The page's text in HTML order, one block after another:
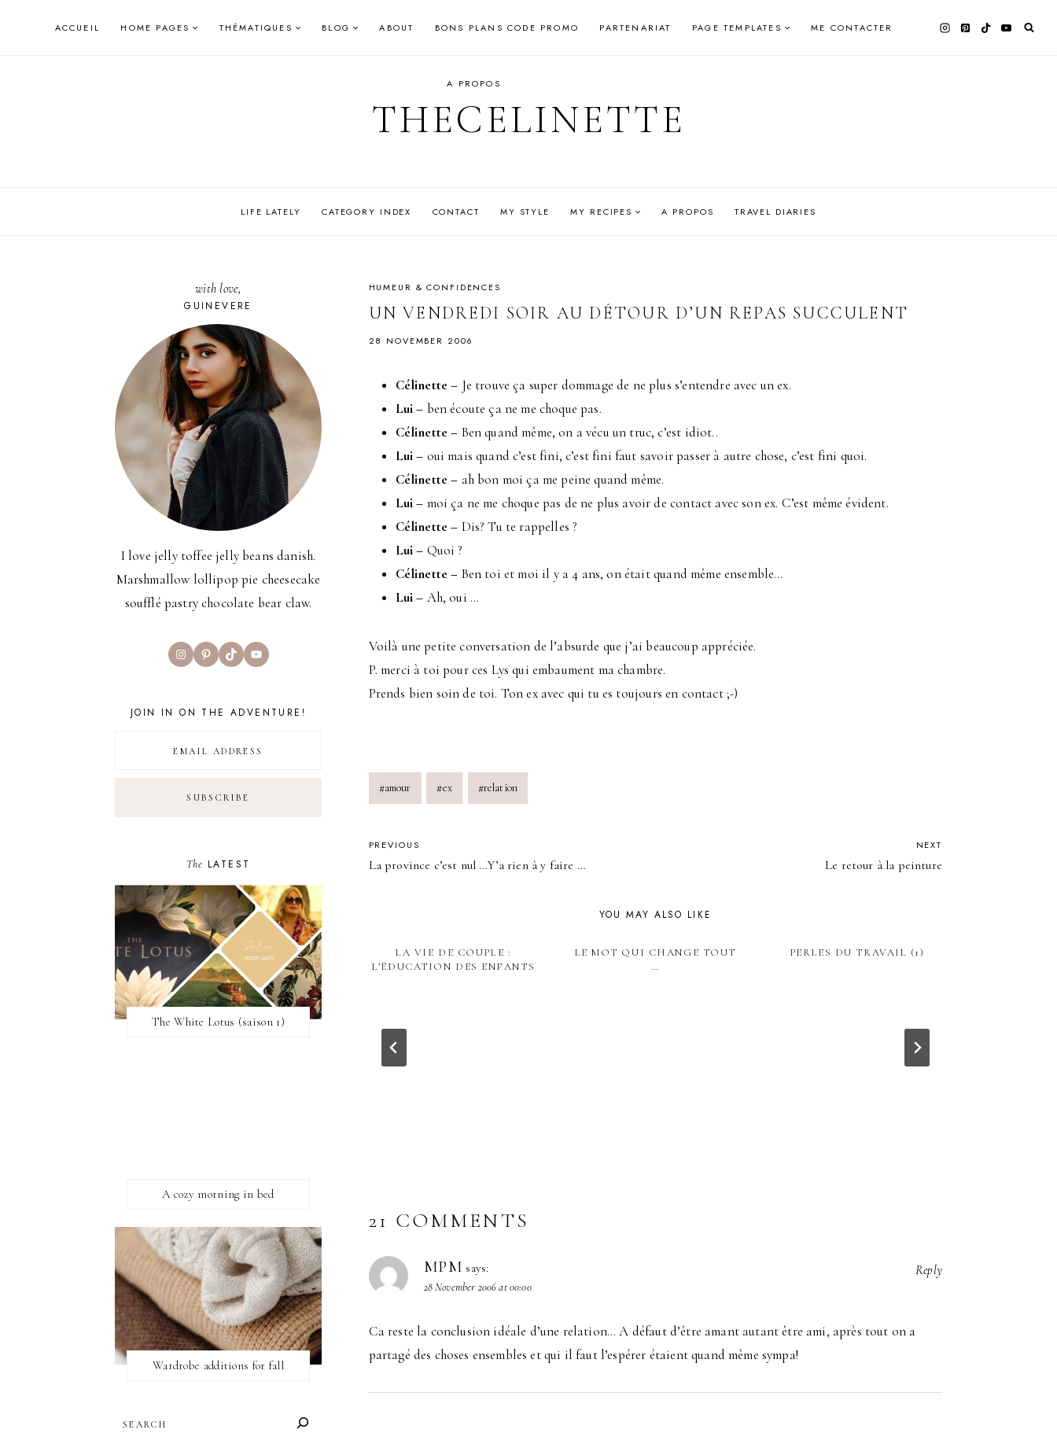
ACCUEIL HOME PAGES THÉMATIQUES BLOG ABOUT BONS PLANS CODE PROMO PARTENARIAT PAGE TEMPLATES ME CONTACTER
A PROPOS
THECELINETTE
LIFE LATELY CATEGORY INDEX CONTACT MY STYLE MY RECIPES A PROPOS TRAVEL DIARIES
HUMEUR & CONFIDENCES
UN VENDREDI SOIR AU DÉTOUR D’UN REPAS SUCCULENT
28 NOVEMBER 2006
Célinette – Je trouve ça super dommage de ne plus s’entendre avec un ex.
Lui – ben écoute ça ne me choque pas.
Célinette – Ben quand même, on a vécu un truc, c’est idiot..
Lui – oui mais quand c’est fini, c’est fini faut savoir passer à autre chose, c’est fini quoi.
Célinette – ah bon moi ça me peine quand même.
Lui – moi ça ne me choque pas de ne plus avoir de contact avec son ex. C’est même évident.
Célinette – Dis? Tu te rappelles ?
Lui – Quoi ?
Célinette – Ben toi et moi il y a 4 ans, on était quand même ensemble…
Lui – Ah, oui …
Voilà une petite conversation de l’absurde que j’ai beaucoup appréciée.
P. merci à toi pour ces Lys qui embaument ma chambre.
Prends bien soin de toi. Ton ex avec qui tu es toujours en contact ;-)
Post
Tags:
#amour #ex #relation
POST
PREVIOUS
La province c’est nul …Y’a rien à y faire …
NEXT
Le retour à la peinture
YOU MAY ALSO LIKE
LA VIE DE COUPLE :
L’ÉDUCATION DES ENFANTS
LE MOT QUI CHANGE TOUT
…
PERLES DU TRAVAIL (1)
21 COMMENTS
MPM says:
28 November 2006 at 00:00
Ca reste la conclusion idéale d’une relation… A défaut d’être amant autant être ami, après tout on a
partagé des choses ensembles et qui il faut l’espérer étaient quand même sympa!
Reply
with love,
GUINEVERE
I love jelly toffee jelly beans danish.
Marshmallow lollipop pie cheesecake
soufflé pastry chocolate bear claw.
InstagramPinterest
TikTokYouTube
JOIN IN ON THE ADVENTURE!
The LATEST
The White Lotus (saison 1)
A cozy morning in bed
Wardrobe additions for fall